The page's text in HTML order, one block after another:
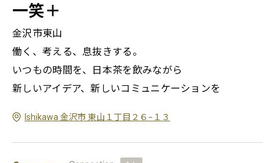
一笑＋
金沢市東山
働く、考える、息抜きする。
いつもの時間を、日本茶を飲みながら
新しいアイデア、新しいコミュニケーションを
Ishikawa 金沢市 東山１丁目２６−１３